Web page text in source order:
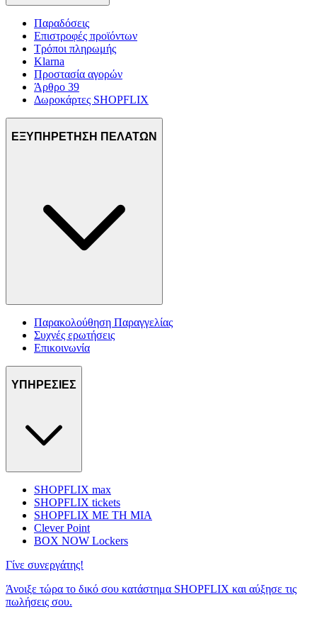
Παραδόσεις
Επιστροφές προϊόντων
Τρόποι πληρωμής
Klarna
Προστασία αγορών
Άρθρο 39
Δωροκάρτες SHOPFLIX
ΕΞΥΠΗΡΕΤΗΣΗ ΠΕΛΑΤΩΝ
Παρακολούθηση Παραγγελίας
Συχνές ερωτήσεις
Επικοινωνία
ΥΠΗΡΕΣΙΕΣ
SHOPFLIX max
SHOPFLIX tickets
SHOPFLIX ΜΕ ΤΗ ΜΙΑ
Clever Point
BOX NOW Lockers
Γίνε συνεργάτης!
Άνοιξε τώρα το δικό σου κατάστημα SHOPFLIX και αύξησε τις
πωλήσεις σου.